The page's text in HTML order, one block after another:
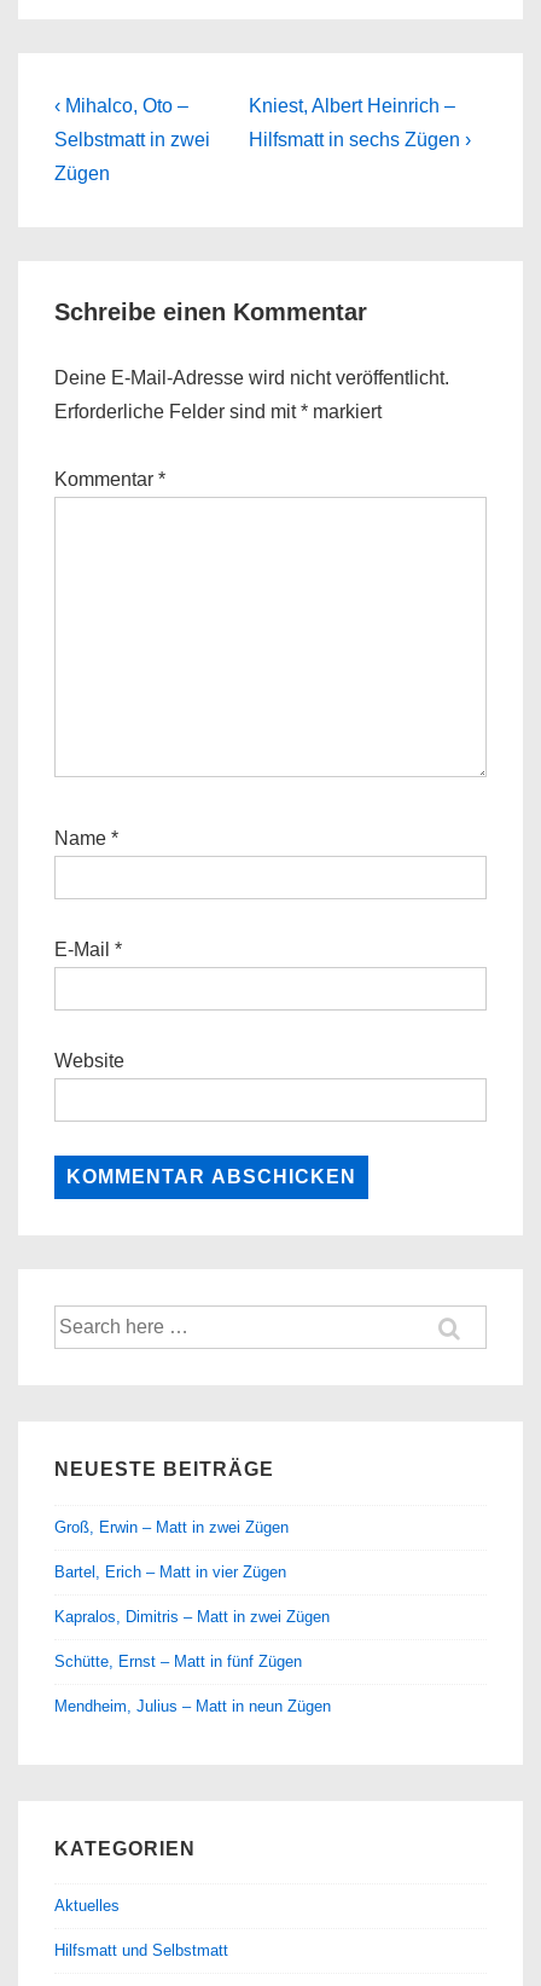
Beitragsnavigation
Previous
Post
is
‹ Mihalco, Oto –
Selbstmatt in zwei
Zügen
Next
Post
Kniest, Albert Heinrich –
Hilfsmatt in sechs Zügen ›
Schreibe einen Kommentar
Deine E-Mail-Adresse wird nicht veröffentlicht.
Erforderliche Felder sind mit* markiert
Kommentar *
Name *
E-Mail *
Website
Suche
nach:
NEUESTE BEITRÄGE
Groß, Erwin – Matt in zwei Zügen
Bartel, Erich – Matt in vier Zügen
Kapralos, Dimitris – Matt in zwei Zügen
Schütte, Ernst – Matt in fünf Zügen
Mendheim, Julius – Matt in neun Zügen
KATEGORIEN
Aktuelles
Hilfsmatt und Selbstmatt